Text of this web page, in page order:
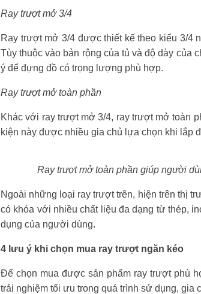
Ray trượt mở 3/4
Ray trượt mở 3/4 được thiết kế theo kiểu 3/4
Tùy thuộc vào bản rộng của tủ và độ dày của
ý để đựng đồ có trọng lượng phù hợp.
Ray trượt mở toàn phần
Khác với ray trượt mở 3/4, ray trượt mở toàn
kiện này được nhiều gia chủ lựa chọn khi lắp
Ray trượt mở toàn phần giúp người
Ngoài những loại ray trượt trên, hiện trên thị
có khóa với nhiều chất liệu đa dạng từ thép,
dụng của người dùng.
4 lưu ý khi chọn mua ray trượt ngăn kéo
Để chọn mua được sản phẩm ray trượt phù
trải nghiệm tối ưu trong quá trình sử dụng, gia